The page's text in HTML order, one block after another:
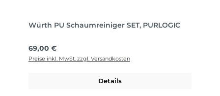
Würth PU Schaumreiniger SET, PURLOGIC
Regulärer Preis:
69,00 €
Preise inkl. MwSt. zzgl. Versandkosten
Details